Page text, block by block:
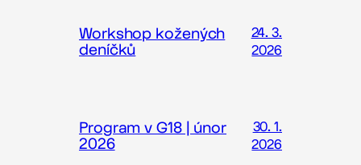
Workshop kožených
deníčků
24. 3.
2026
Program v G18 | únor
2026
30. 1.
2026